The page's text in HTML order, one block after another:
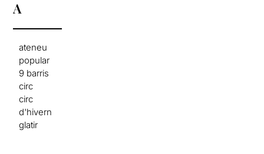
A
ateneu
popular
9 barris
circ
circ
d'hivern
glatir